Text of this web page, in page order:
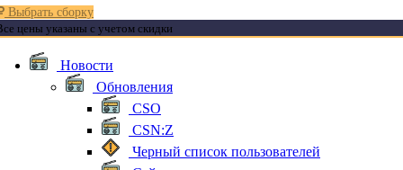
Выбрать сборку
цены указаны с учетом скидки
Новости
Обновления
CSO
CSN:Z
Черный список пользователей